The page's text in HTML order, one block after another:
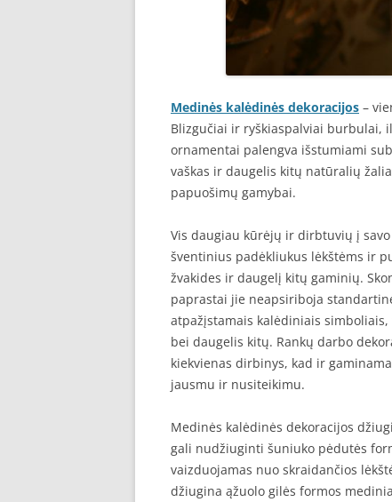
Medinės kalėdinės dekoracijos –
Blizgučiai ir ryškiaspalviai burbulai,
ornamentai palengva išstumiami
vaškas ir daugelis kitų natūralių
papuošimų gamybai.
Vis daugiau kūrėjų ir dirbtuvių į
šventinius padėkliukus lėkštėms ir
žvakides ir daugelį kitų gaminių.
paprastai jie neapsiriboja
atpažįstamais kalėdiniais
bei daugelis kitų. Rankų darbo
kiekvienas dirbinys, kad ir
jausmu ir nusiteikimu.
Medinės kalėdinės dekoracijos
gali nudžiuginti šuniuko pėdutės
vaizduojamas nuo skraidančios
džiugina ąžuolo gilės formos